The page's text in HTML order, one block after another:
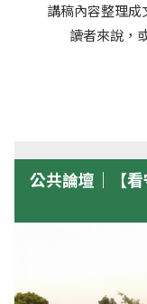
講稿內容整理
讀者來說，
公共論壇｜【